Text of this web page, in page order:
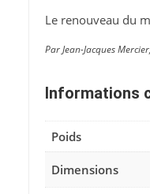
Le renouveau du
Par Jean-Jacques
Informations
Poids
Dimensions